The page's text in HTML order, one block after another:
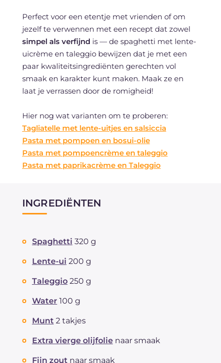
Perfect voor een etentje met vrienden of om
jezelf te verwennen met een recept dat zowel
simpel als verfijnd is — de spaghetti met lente-
uicrème en taleggio bewijzen dat je met een
paar kwaliteitsingrediënten gerechten vol
smaak en karakter kunt maken. Maak ze en
laat je verrassen door de romigheid!
Hier nog wat varianten om te proberen:
Tagliatelle met lente-uitjes en salsiccia
Pasta met pompoen en bosui-olie
Pasta met pompoencrème en taleggio
Pasta met paprikacrème en Taleggio
INGREDIËNTEN
Spaghetti 320 g
Lente-ui 200 g
Taleggio 250 g
Water 100 g
Munt 2 takjes
Extra vierge olijfolie naar smaak
Fijn zout naar smaak